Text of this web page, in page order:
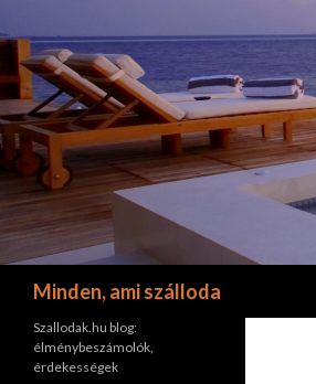
Minden, ami szálloda
Szallodak.hu blog:
élménybeszámolók,
érdekességek